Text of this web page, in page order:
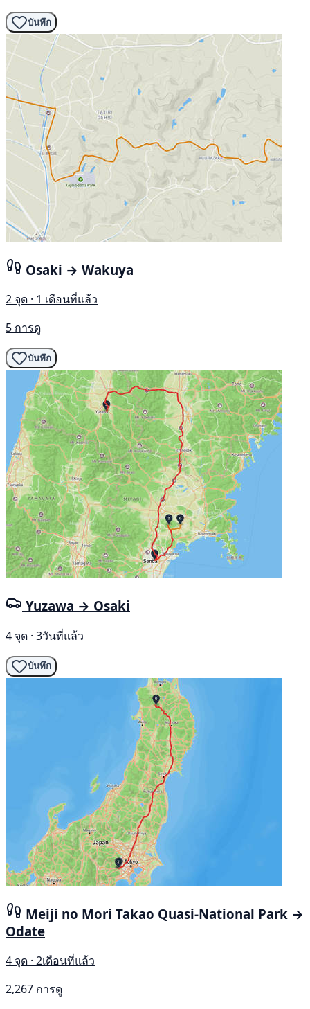
บันทึก
Osaki → Wakuya
2 จุด · 1 เดือนที่แล้ว
5 การดู
บันทึก
Yuzawa → Osaki
4 จุด · 3วันที่แล้ว
บันทึก
Meiji no Mori Takao Quasi-National Park →
Odate
4 จุด · 2เดือนที่แล้ว
2,267 การดู